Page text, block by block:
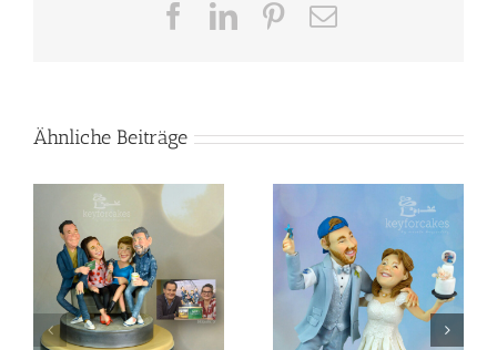
Facebook
LinkedInPinterest
E-
Ähnliche Beiträge
Lustiger Tortentopper
für die Hochzeit eines
Steampunk
Collaboration 2024